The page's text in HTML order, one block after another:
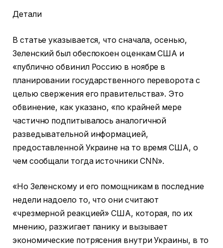
Детали
В статье указывается, что сначала, осенью,
Зеленский был обеспокоен оценкам США и
«публично обвинил Россию в ноябре в
планировании государственного переворота с
целью свержения его правительства». Это
обвинение, как указано, «по крайней мере
частично подпитывалось аналогичной
разведывательной информацией,
предоставленной Украине на то время США, о
чем сообщали тогда источники CNN».
«Но Зеленскому и его помощникам в последние
недели надоело то, что они считают
«чрезмерной реакцией» США, которая, по их
мнению, разжигает панику и вызывает
экономические потрясения внутри Украины, в то